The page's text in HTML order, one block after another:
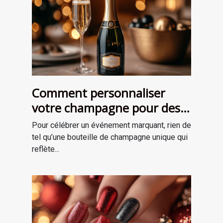
Comment personnaliser
votre champagne pour des
occasions spéciales ?
Pour célébrer un événement marquant, rien de
tel qu’une bouteille de champagne unique qui
reflète...